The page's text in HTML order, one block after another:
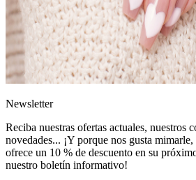
Newsletter
Reciba nuestras ofertas actuales, nuestros
novedades... ¡Y porque nos gusta mimarle,
ofrece un 10 % de descuento en su
nuestro boletín informativo!